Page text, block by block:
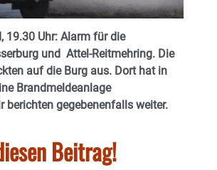
19.30 Uhr: Alarm für die
und Attel-Reitmehring. Die
auf die Burg aus. Dort hat in
Brandmeldeanlage
berichten gegebenenfalls weiter.
Beitrag!